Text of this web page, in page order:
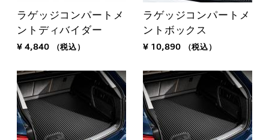
ラゲッジコンパートメ
ントディバイダー
¥ 4,840 （税込）
ラゲッジコンパートメ
ントボックス
¥ 10,890 （税込）